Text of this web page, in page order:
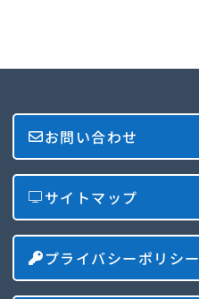
お問い合わせ
サイトマップ
プライバシーポリシー